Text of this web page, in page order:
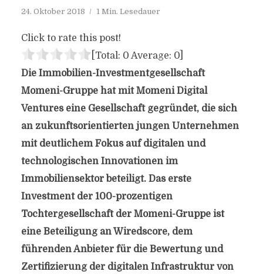
24. Oktober 2018 1 Min. Lesedauer
Click to rate this post!
[Total: 0 Average: 0]
Die Immobilien-Investmentgesellschaft
Momeni-Gruppe hat mit Momeni Digital
Ventures eine Gesellschaft gegründet, die sich
an zukunftsorientierten jungen Unternehmen
mit deutlichem Fokus auf digitalen und
technologischen Innovationen im
Immobiliensektor beteiligt. Das erste
Investment der 100-prozentigen
Tochtergesellschaft der Momeni-Gruppe ist
eine Beteiligung an Wiredscore, dem
führenden Anbieter für die Bewertung und
Zertifizierung der digitalen Infrastruktur von